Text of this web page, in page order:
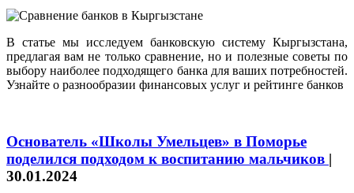
В статье мы исследуем банковскую систему Кыргызстана,
предлагая вам не только сравнение, но и полезные советы по
выбору наиболее подходящего банка для ваших потребностей.
Узнайте о разнообразии финансовых услуг и рейтинге банков
Основатель «Школы Умельцев» в Поморье
поделился подходом к воспитанию мальчиков |
30.01.2024